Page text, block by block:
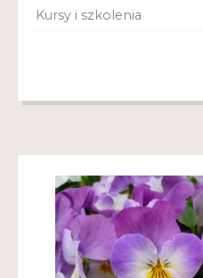
Kursy i szkolenia